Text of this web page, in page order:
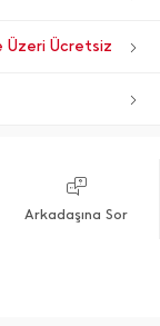
Üzeri Ücretsiz
Arkadaşına Sor